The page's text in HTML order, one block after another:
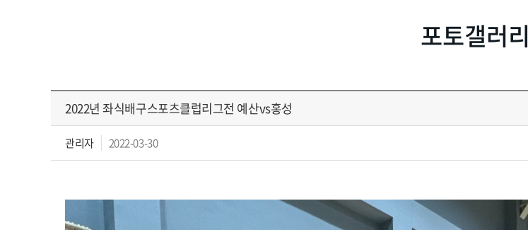
포토갤러리
2022년 좌식배구스포츠클럽리그전 예산vs홍성
관리자 2022-03-30